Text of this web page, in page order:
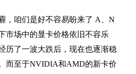
，咱们是好不容易盼来了 A、N
市场中的显卡价格依旧不容乐
历了一波大跌后，现在也逐渐稳
而至于NVIDIA和AMD的新卡价